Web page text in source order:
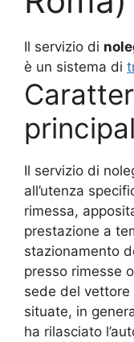
Il servizio di
è un sistema di
Il servizio di
all’utenza
rimessa,
prestazione a
stazionamento
presso rimesse
sede del vettore
situate, in
ha rilasciato